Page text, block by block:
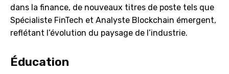
dans la finance, de nouveaux titres de poste tels que
Spécialiste FinTech et Analyste Blockchain émergent,
reflétant l’évolution du paysage de l’industrie.
Éducation